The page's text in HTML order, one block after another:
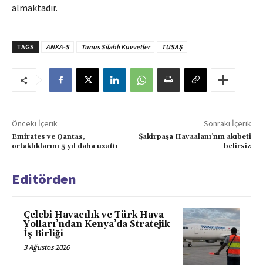
almaktadır.
TAGS ANKA-S Tunus Silahlı Kuvvetler TUSAŞ
Önceki İçerik
Emirates ve Qantas,
ortaklıklarını 5 yıl daha uzattı
Sonraki İçerik
Şakirpaşa Havaalanı’nın akıbeti
belirsiz
Editörden
Çelebi Havacılık ve Türk Hava
Yolları’ndan Kenya’da Stratejik
İş Birliği
3 Ağustos 2026